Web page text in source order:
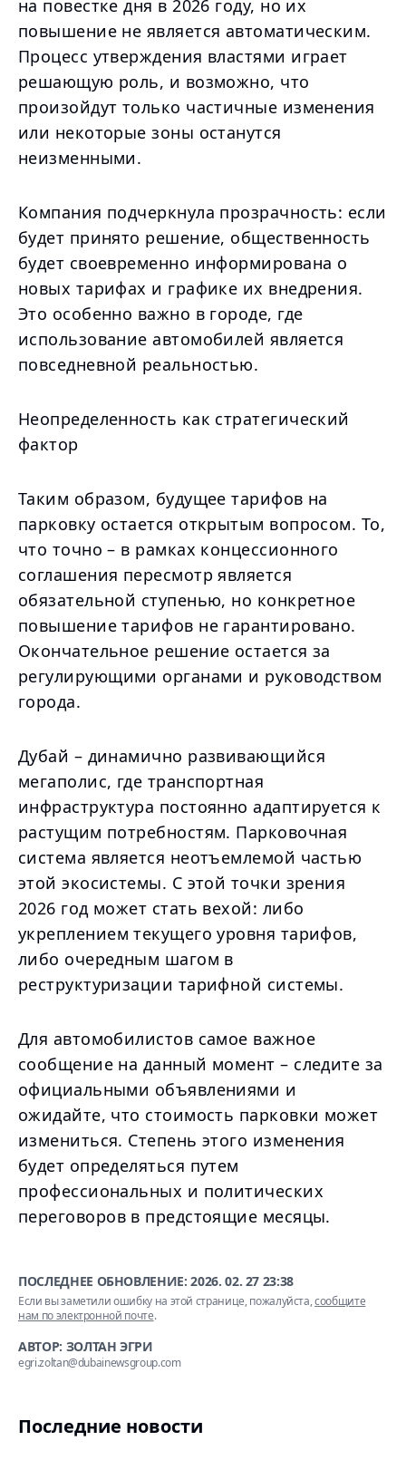
на повестке дня в 2026 году, но их
повышение не является автоматическим.
Процесс утверждения властями играет
решающую роль, и возможно, что
произойдут только частичные изменения
или некоторые зоны останутся
неизменными.
Компания подчеркнула прозрачность: если
будет принято решение, общественность
будет своевременно информирована о
новых тарифах и графике их внедрения.
Это особенно важно в городе, где
использование автомобилей является
повседневной реальностью.
Неопределенность как стратегический
фактор
Таким образом, будущее тарифов на
парковку остается открытым вопросом. То,
что точно – в рамках концессионного
соглашения пересмотр является
обязательной ступенью, но конкретное
повышение тарифов не гарантировано.
Окончательное решение остается за
регулирующими органами и руководством
города.
Дубай – динамично развивающийся
мегаполис, где транспортная
инфраструктура постоянно адаптируется к
растущим потребностям. Парковочная
система является неотъемлемой частью
этой экосистемы. С этой точки зрения
2026 год может стать вехой: либо
укреплением текущего уровня тарифов,
либо очередным шагом в
реструктуризации тарифной системы.
Для автомобилистов самое важное
сообщение на данный момент – следите за
официальными объявлениями и
ожидайте, что стоимость парковки может
измениться. Степень этого изменения
будет определяться путем
профессиональных и политических
переговоров в предстоящие месяцы.
ПОСЛЕДНЕЕ ОБНОВЛЕНИЕ:2026. 02. 27 23:38
Если вы заметили ошибку на этой странице, пожалуйста,сообщите
нам по электронной почте.
АВТОР: ЗОЛТАН ЭГРИ
egri.zoltan@dubainewsgroup.com
Последние новости